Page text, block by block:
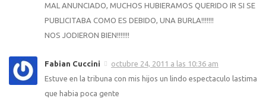
MAL ANUNCIADO, MUCHOS HUBIERAMOS QUERIDO IR SI SE
PUBLICITABA COMO ES DEBIDO, UNA BURLA!!!!!!!
NOS JODIERON BIEN!!!!!!!
Fabian Cuccini
octubre 24, 2011 a las 10:36 am
Estuve en la tribuna con mis hijos un lindo espectaculo lastima
que habia poca gente